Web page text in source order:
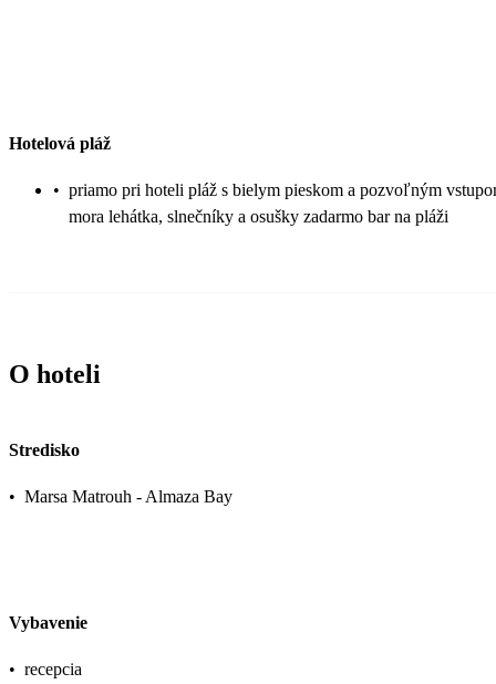
Hotelová pláž
• priamo pri hoteli pláž s bielym pieskom a pozvoľným
mora lehátka, slnečníky a osušky zadarmo bar na pláži
O hoteli
Stredisko
• Marsa Matrouh - Almaza Bay
Vybavenie
• recepcia